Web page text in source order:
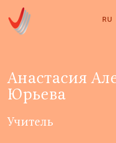
RU
Анастасия
Юрьева
Учитель